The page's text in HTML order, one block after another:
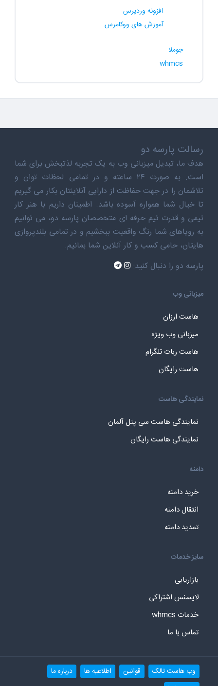
افزونه وردپرس
آموزش های ووکامرس
جوملا
whmcs
رسالت پارسه دو
هدف ما، تبدیل میزبانی وب به یک تجربه لذتبخش برای شما
است. به صورت ۲۴ ساعته و در تمامی لحظات توان و
تلاشمان را در جهت حفاظت از دارایی آنلاینتان بکار می گیریم
تا خیال شما همواره آسوده باشد. اطمینان داریم با هنر کار
تیمی و قدرت تیم حرفه ای متخصصان پارسه دو، می توانیم
به رویاهای شما رنگ واقعیت ببخشیم و در تمامی بلندپروازی
هایتان، حامی کسب و کار آنلاین شما بمانیم.
پارسه دو را دنبال کنید:
میزبانی وب
هاست ارزان
میزبانی وب ویژه
هاست ربات تلگرام
هاست رایگان
نمایندگی هاست
نمایندگی هاست سی پنل آلمان
نمایندگی هاست رایگان
دامنه
خرید دامنه
انتقال دامنه
تمدید دامنه
سایز خدمات
بازاریابی
لایسنس اشتراکی
خدمات whmcs
تماس با ما
وب هاست تالک قوانین اطلاعیه ها
درباره ما